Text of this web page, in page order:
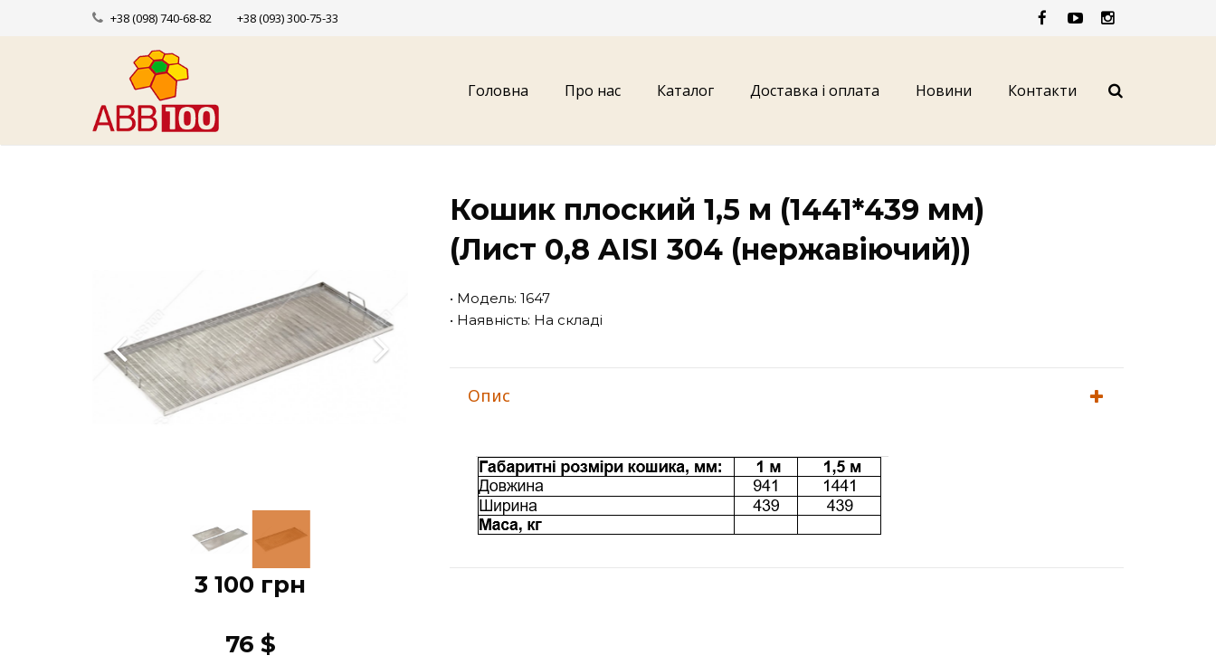
+38 (098) 740-68-82 +38 (093) 300-75-33
Головна Про нас Каталог Доставка і оплата Новини Контакти
3 100 грн
76 $
Кошик плоский 1,5 м (1441*439 мм)
(Лист 0,8 AISI 304 (нержавіючий))
• Модель: 1647
• Наявність: На складі
Опис